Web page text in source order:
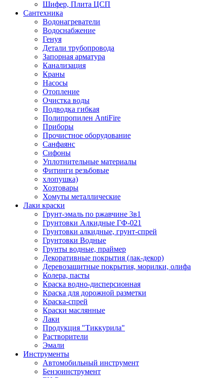
Шифер, Плита ЦСП
Сантехника
Водонагреватели
Водоснабжение
Генуя
Детали трубопровода
Запорная арматура
Канализация
Краны
Насосы
Отопление
Очистка воды
Подводка гибкая
Полипропилен AntiFire
Приборы
Прочистное оборудование
Санфаянс
Сифоны
Уплотнительные материалы
Фитинги резьбовые
хлопушка)
Хозтовары
Хомуты металлические
Лаки краски
Грунт-эмаль по ржавчине 3в1
Грунтовки Алкидные ГФ-021
Грунтовки алкидные, грунт-спрей
Грунтовки Водные
Грунты водные, праймер
Декоративные покрытия (лак-декор)
Деревозащитные покрытия, морилки, олифа
Колера, пасты
Краска водно-дисперсионная
Краска для дорожной разметки
Краска-спрей
Краски маслянные
Лаки
Продукция "Тиккурила"
Растворители
Эмали
Инструменты
Автомобильный инструмент
Бензоинструмент